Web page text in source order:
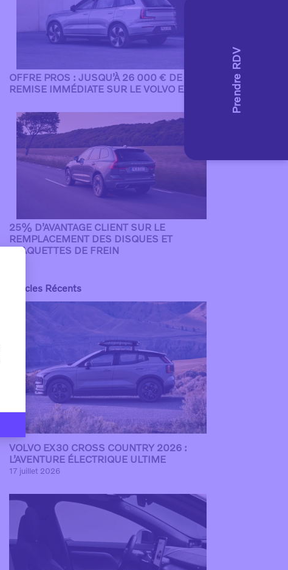
OFFRE PROS : JUSQU’À 26 000 € DE
REMISE IMMÉDIATE SUR LE VOLVO EX90
25% D’AVANTAGE CLIENT SUR LE
REMPLACEMENT DES DISQUES ET
PLAQUETTES DE FREIN
Articles Récents
VOLVO EX30 CROSS COUNTRY 2026 :
L’AVENTURE ÉLECTRIQUE ULTIME
17 juillet 2026